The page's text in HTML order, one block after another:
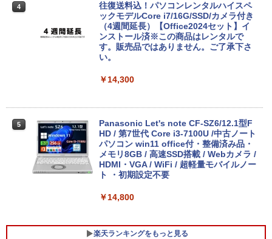
4
往復送料込！パソコンレンタルハイスペ
ックモデルCore i7/16G/SSD/カメラ付き
（4週間延長）【Office2024セット】イ
ンストール済※この商品はレンタルで
す。販売品ではありません。ご了承下さ
い。
￥14,300
5
Panasonic Let's note CF-SZ6/12.1型F
HD / 第7世代 Core i3-7100U /中古ノート
パソコン win11 office付・整備済み品・
メモリ8GB / 高速SSD搭載 / Webカメラ /
HDMI・VGA / WiFi / 超軽量モバイルノー
ト ・初期設定不要
￥14,800
楽天ランキングをもっと見る